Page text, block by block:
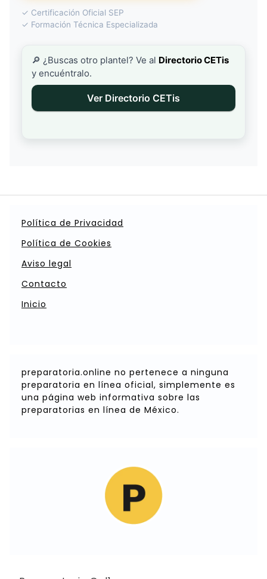
✓ Certificación Oficial SEP
✓ Formación Técnica Especializada
🔎 ¿Buscas otro plantel? Ve al Directorio CETis
y encuéntralo.
Ver Directorio CETis
Política de Privacidad
Política de Cookies
Aviso legal
Contacto
Inicio
preparatoria.online no pertenece a ninguna
preparatoria en línea oficial, simplemente es
una página web informativa sobre las
preparatorias en línea de México.